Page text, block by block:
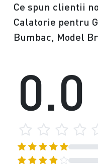
Ce spun clientii
Calatorie pentru
Bumbac, Model
0.0